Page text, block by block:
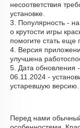
несоответствия
установке.
3. Популярность -
о крутости игры
помогите стать еще
4. Версия
улучшена
5. Дата обновления
06.11.2024 -
устаревшую версию.
Перед нами